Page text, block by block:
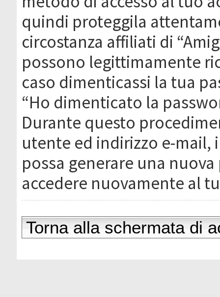
quindi proteggila
circostanza affiliati di
possono legittimamente
caso dimenticassi la tua
“Ho dimenticato la
Durante questo
utente ed indirizzo e-mail,
possa generare una
accedere nuovamente al
Torna alla schermata di